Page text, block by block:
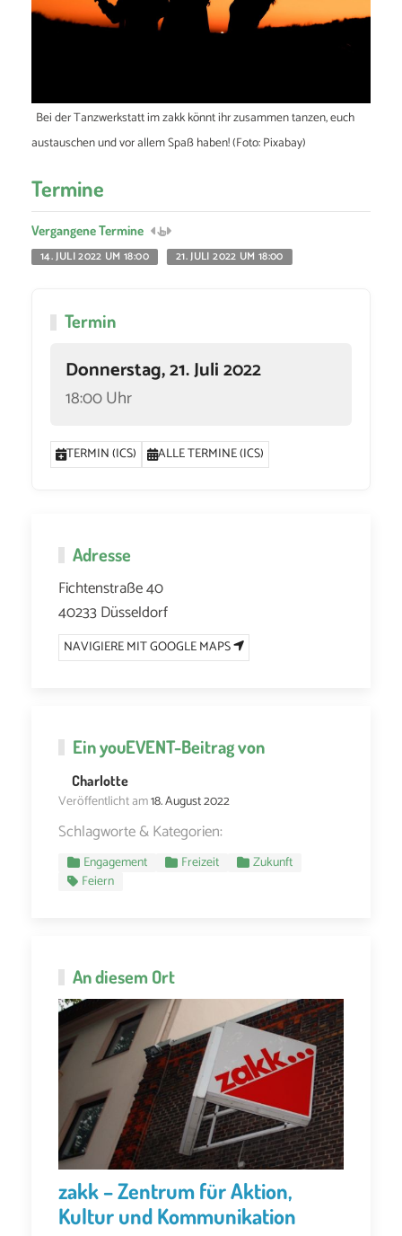
Bei der Tanzwerkstatt im zakk könnt ihr zusammen tanzen, euch
austauschen und vor allem Spaß haben! (Foto: Pixabay)
Termine
Vergangene Termine
14. JULI 2022 UM 18:00
21. JULI 2022 UM 18:00
Termin
Donnerstag, 21. Juli 2022
18:00 Uhr
TERMIN (ICS) ALLE TERMINE (ICS)
Adresse
Fichtenstraße 40
40233 Düsseldorf
NAVIGIERE MIT GOOGLE MAPS
EinyouEVENT-Beitrag von
Charlotte
Veröffentlicht am18. August 2022
Schlagworte & Kategorien:
Engagement Freizeit
Zukunft
Feiern
An diesem Ort
zakk – Zentrum für Aktion,
Kultur und Kommunikation